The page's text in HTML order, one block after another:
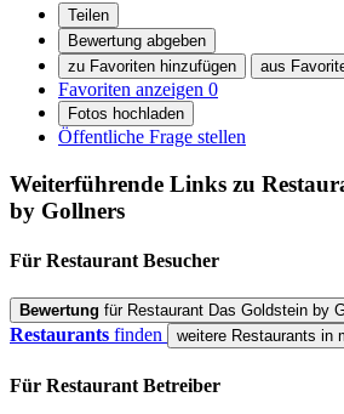
Teilen
Bewertung abgeben
zu Favoriten hinzufügen
aus
Favoriten anzeigen 0
Fotos hochladen
Öffentliche Frage stellen
Weiterführende Links zu
by Gollners
Für Restaurant Besucher
Bewertung für Restaurant Das Goldstein by
Restaurants finden weitere Restaurants in
Für Restaurant Betreiber